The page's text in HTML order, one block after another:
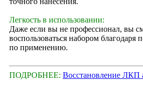
Легкость в использовании:
Даже если вы не профессионал, вы
воспользоваться набором благодаря
по применению.
ПОДРОБНЕЕ: Восстановление ЛКП